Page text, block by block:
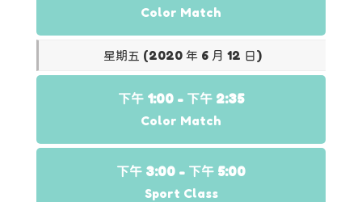
Color Match
星期五 (2020 年 6 月 12 日)
下午 1:00 - 下午 2:35
Color Match
下午 3:00 - 下午 5:00
Sport Class